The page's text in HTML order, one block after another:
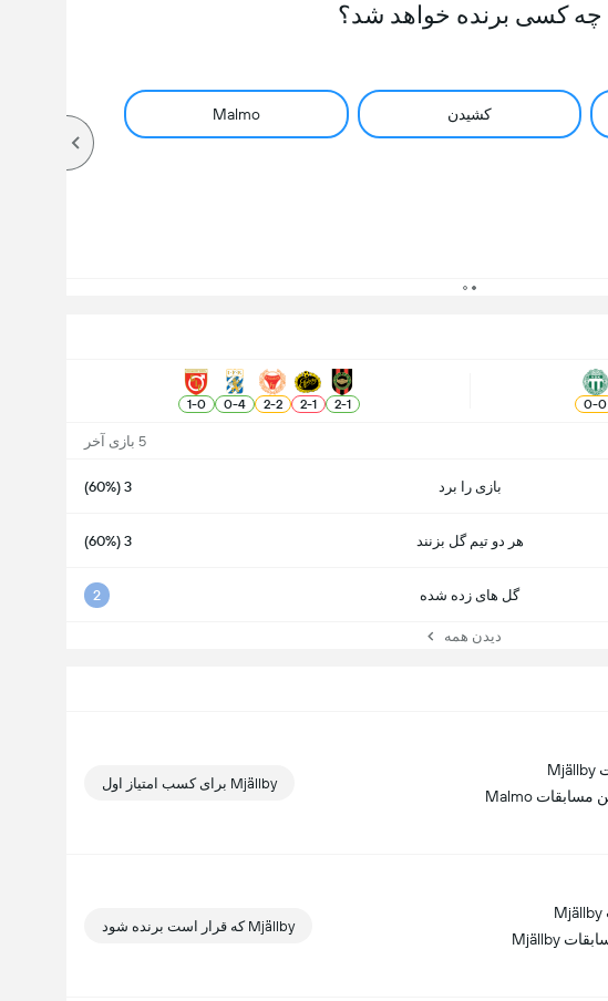
چه کسی برنده خواهد شد؟
کشیدن Malmo
0
-
0
1
-
2
1
-
2
2
-
2
4
-
0
0
-
1
5 بازی آخر
بازی را برد 3 (60%)
هر دو تیم گل بزنند 3 (60%)
گل های زده شده 2
دیدن همه
Mjällby برای کسب امتیاز اول
Mjällby که قرار است برنده شود